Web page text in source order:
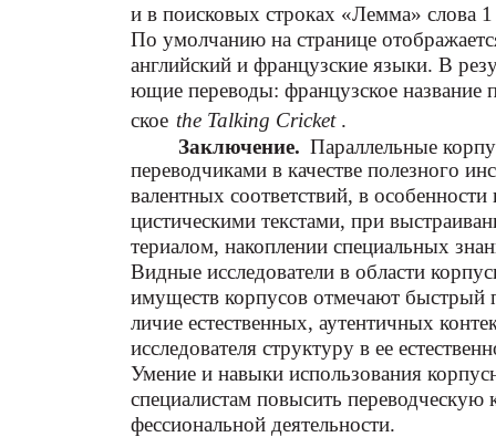
и в поисковых строках «Лемма» слова
По умолчанию на странице
английский и французские языки. В
ющие переводы: французское название
ское the Talking Cricket .
Заключение. Параллельные
переводчиками в качестве полезного
валентных соответствий, в
цистическими текстами, при
териалом, накоплении специальных
Видные исследователи в области
имуществ корпусов отмечают быстрый
личие естественных, аутентичных
исследователя структуру в ее
Умение и навыки использования
специалистам повысить переводческую
фессиональной деятельности.